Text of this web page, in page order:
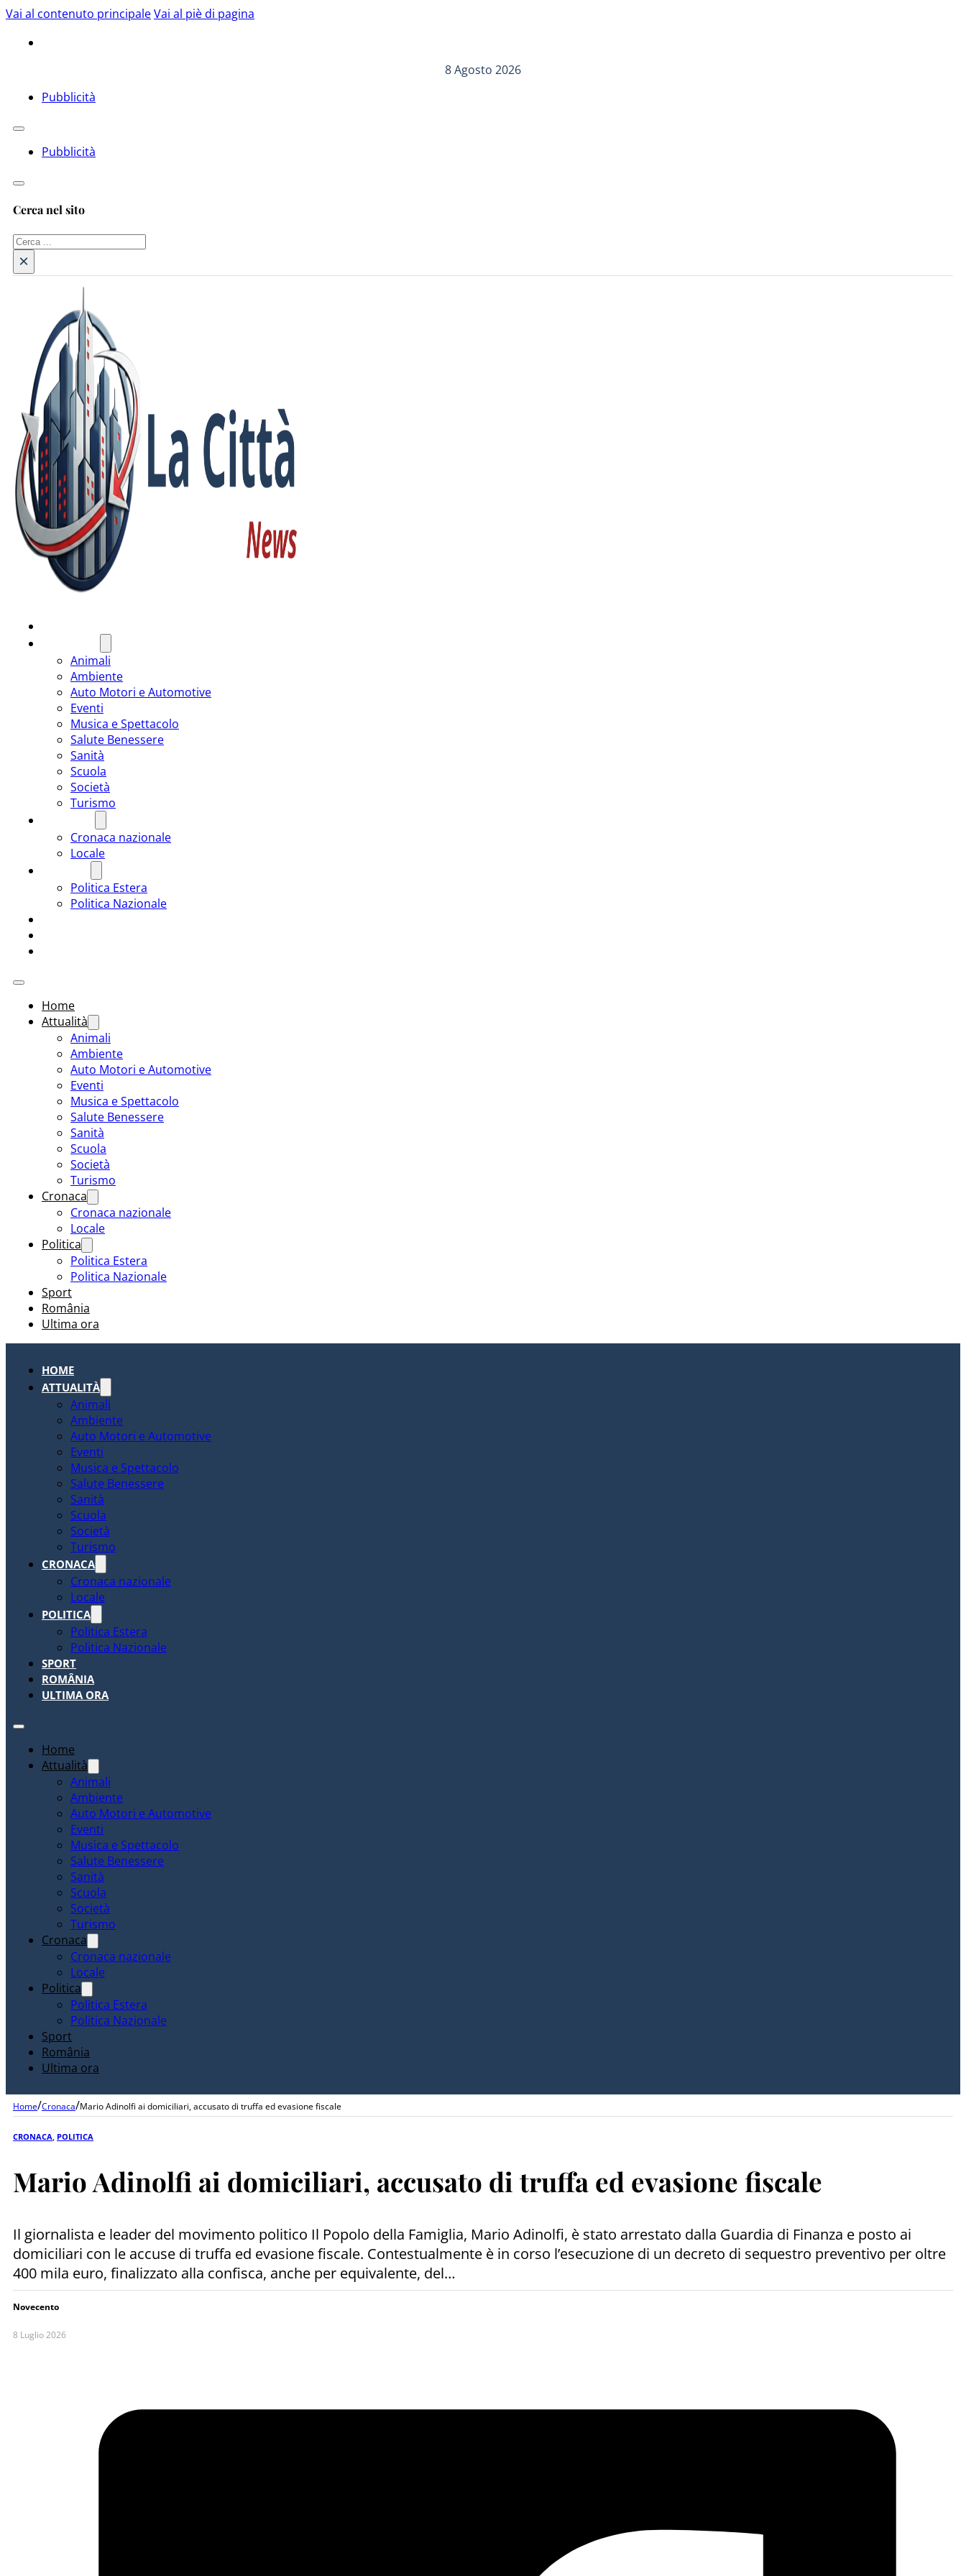
Vai al contenuto principaleVai al piè di pagina
8 Agosto 2026
Pubblicità
Pubblicità
Cerca nel sito
Cerca
×
Animali
Ambiente
Auto Motori e Automotive
Eventi
Musica e Spettacolo
Salute Benessere
Sanità
Scuola
Società
Turismo
Cronaca nazionale
Locale
Politica Estera
Politica Nazionale
Home
Attualità
Animali
Ambiente
Auto Motori e Automotive
Eventi
Musica e Spettacolo
Salute Benessere
Sanità
Scuola
Società
Turismo
Cronaca
Cronaca nazionale
Locale
Politica
Politica Estera
Politica Nazionale
Sport
România
Ultima ora
HOME
ATTUALITÀ
Animali
Ambiente
Auto Motori e Automotive
Eventi
Musica e Spettacolo
Salute Benessere
Sanità
Scuola
Società
Turismo
CRONACA
Cronaca nazionale
Locale
POLITICA
Politica Estera
Politica Nazionale
SPORT
ROMÂNIA
ULTIMA ORA
Home
Attualità
Animali
Ambiente
Auto Motori e Automotive
Eventi
Musica e Spettacolo
Salute Benessere
Sanità
Scuola
Società
Turismo
Cronaca
Cronaca nazionale
Locale
Politica
Politica Estera
Politica Nazionale
Sport
România
Ultima ora
Home/Cronaca/Mario Adinolfi ai domiciliari, accusato di truffa ed evasione fiscale
CRONACA POLITICA
Mario Adinolfi ai domiciliari, accusato di truffa ed evasione fiscale
Il giornalista e leader del movimento politico Il Popolo della Famiglia, Mario Adinolfi, è stato arrestato dalla Guardia di Finanza e posto ai
domiciliari con le accuse di truffa ed evasione fiscale. Contestualmente è in corso l’esecuzione di un decreto di sequestro preventivo per oltre
400 mila euro, finalizzato alla confisca, anche per equivalente, del…
Novecento
8 Luglio 2026